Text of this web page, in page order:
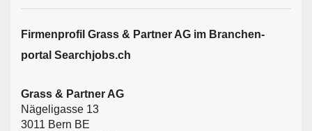
Firmen­profil Grass & Partner AG im Branchen­
portal Searchjobs.ch
Grass & Partner AG
Nägeligasse 13
3011 Bern BE